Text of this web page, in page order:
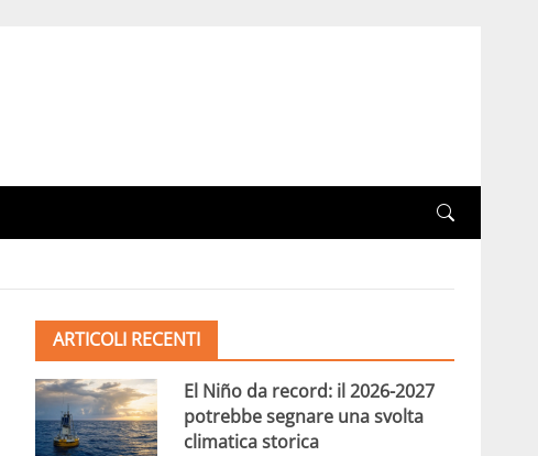
ARTICOLI RECENTI
El Niño da record: il 2026-2027
potrebbe segnare una svolta
climatica storica